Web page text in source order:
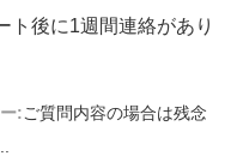
ト後に1週間連絡があり
:ご質問内容の場合は残念